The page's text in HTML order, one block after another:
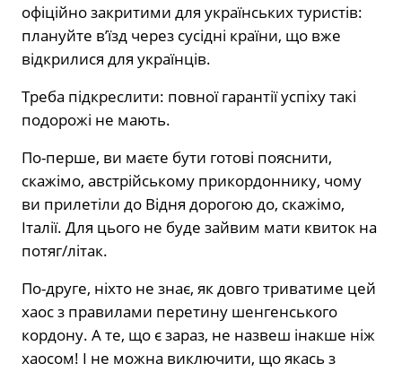
офіційно закритими для українських туристів:
плануйте в’їзд через сусідні країни, що вже
відкрилися для українців.
Треба підкреслити: повної гарантії успіху такі
подорожі не мають.
По-перше, ви маєте бути готові пояснити,
скажімо, австрійському прикордоннику, чому
ви прилетіли до Відня дорогою до, скажімо,
Італії. Для цього не буде зайвим мати квиток на
потяг/літак.
По-друге, ніхто не знає, як довго триватиме цей
хаос з правилами перетину шенгенського
кордону. А те, що є зараз, не назвеш інакше ніж
хаосом! І не можна виключити, що якась з